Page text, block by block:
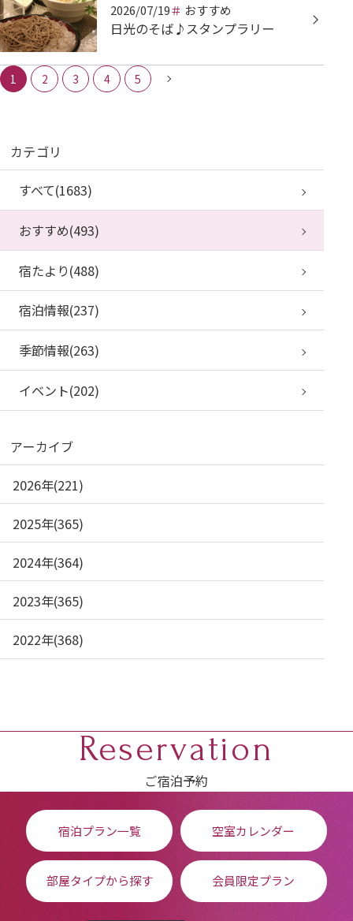
2026/07/19 おすすめ
日光のそば♪スタンプラリー
1 2 3 4 5
カテゴリ
すべて(1683)
おすすめ(493)
宿たより(488)
宿泊情報(237)
季節情報(263)
イベント(202)
アーカイブ
2026年(221)
2025年(365)
2024年(364)
2023年(365)
2022年(368)
Reservation
ご宿泊予約
宿泊プラン一覧 空室カレンダー
部屋タイプから探す 会員限定プラン